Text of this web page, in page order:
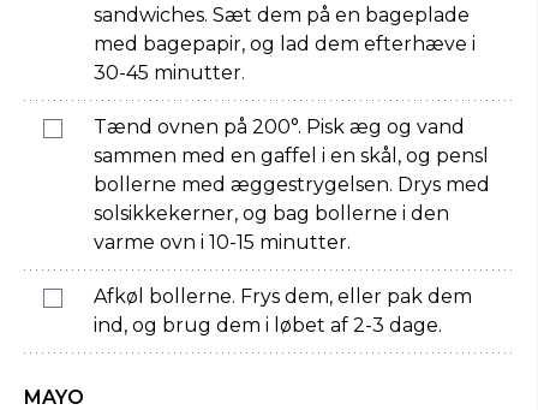
sandwiches. Sæt dem på en bageplade
med bagepapir, og lad dem efterhæve i
30-45 minutter.
Tænd ovnen på 200°. Pisk æg og vand
sammen med en gaffel i en skål, og pensl
bollerne med æggestrygelsen. Drys med
solsikkekerner, og bag bollerne i den
varme ovn i 10-15 minutter.
Afkøl bollerne. Frys dem, eller pak dem
ind, og brug dem i løbet af 2-3 dage.
MAYO